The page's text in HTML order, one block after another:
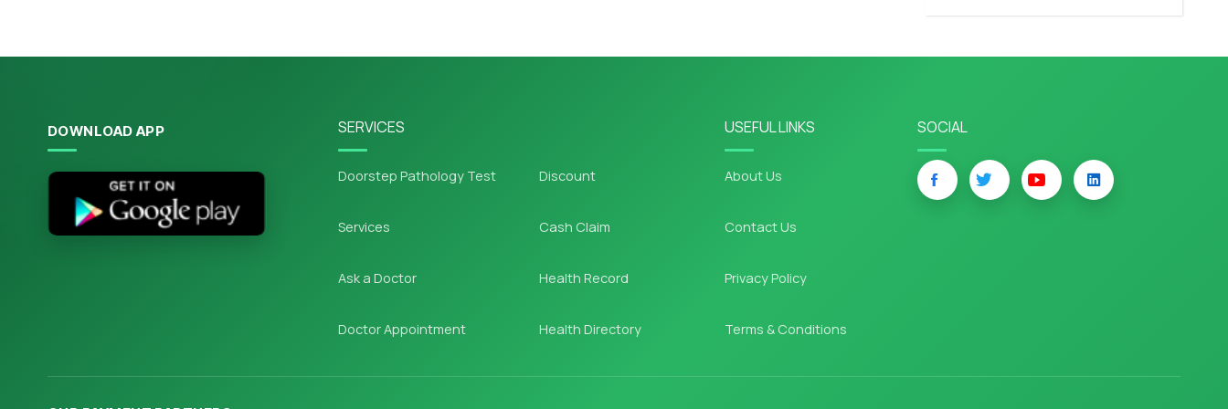
DOWNLOAD APP SERVICES
Doorstep Pathology Test
Services
Ask a Doctor
Doctor Appointment
Discount
Cash Claim
Health Record
Health Directory
USEFUL LINKS
About Us
Contact Us
Privacy Policy
Terms & Conditions
SOCIAL